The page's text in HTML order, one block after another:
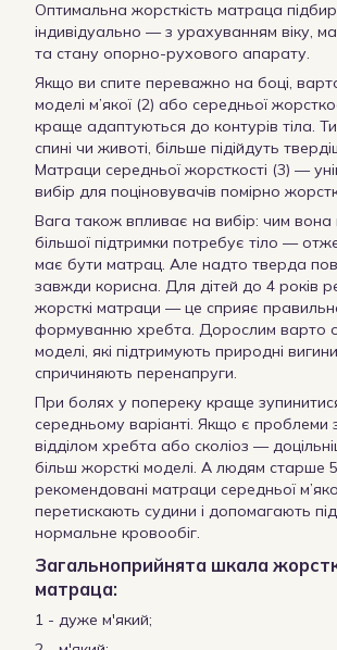
Оптимальна жорсткість матраца
індивідуально — з урахуванням віку,
та стану опорно-рухового апарату.
Якщо ви спите переважно на боці,
моделі м’якої (2) або середньої
краще адаптуються до контурів тіла.
спині чи животі, більше підійдуть
Матраци середньої жорсткості (3) —
вибір для поціновувачів помірно
Вага також впливає на вибір: чим вона
більшої підтримки потребує тіло —
має бути матрац. Але надто тверда
завжди корисна. Для дітей до 4 років
жорсткі матраци — це сприяє
формуванню хребта. Дорослим варто
моделі, які підтримують природні
спричиняють перенапруги.
При болях у попереку краще
середньому варіанті. Якщо є проблеми
відділом хребта або сколіоз —
більш жорсткі моделі. А людям старше
рекомендовані матраци середньої
перетискають судини і допомагають
нормальне кровообіг.
Загальноприйнята шкала
матраца:
1 - дуже м'який;